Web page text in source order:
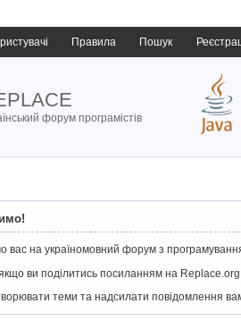
Правила Пошук
форум програмістів
вас на україномовний форум з
ви поділитись посиланням на
теми та надсилати повідомлення